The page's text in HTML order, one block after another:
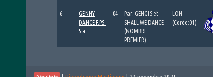
6
GENNY
DANCE F.PS.
5 a.
04
Par: GENGIS et
SHALL WE DANCE
(NOMBRE
PREMIER)
LON
(Corde:01)